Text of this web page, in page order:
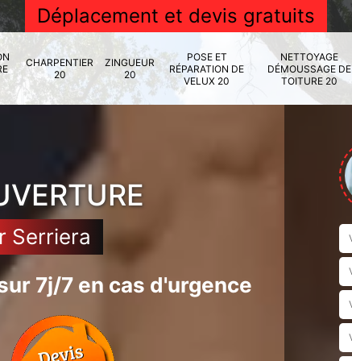
Déplacement et devis gratuits
CHARPENTIER
20
ZINGUEUR
20
POSE ET
RÉPARATION DE
VELUX 20
NETTOYAGE
DÉMOUSSAGE DE
TOITURE 20
Serriera
7j/7 en cas d'urgence